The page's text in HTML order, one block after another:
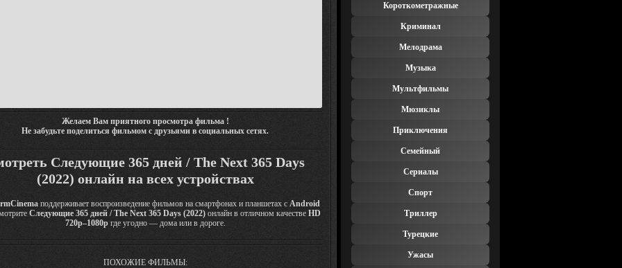
Желаем Вам приятного просмотра фильма !
Не забудьте поделиться фильмом с друзьями в социальных сетях.
Следующие 365 дней / The Next 365 Days
(2022) онлайн на всех устройствах
поддерживает воспроизведение фильмов на смартфонах и планшетах с Android
Следующие 365 дней / The Next 365 Days (2022) онлайн в отличном качестве HD
720p–1080pгде угодно — дома или в дороге.
ПОХОЖИЕ ФИЛЬМЫ:
Короткометражные
Криминал
Мелодрама
Музыка
Мультфильмы
Мюзиклы
Приключения
Семейный
Сериалы
Спорт
Триллер
Турецкие
Ужасы